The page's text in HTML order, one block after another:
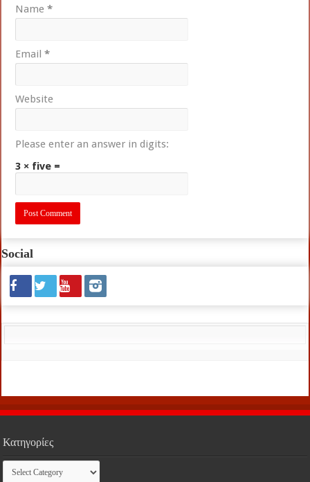
Name*
Email*
Website
Please enter an answer in digits:
3 × five =
Social
Κατηγορίες
Κατηγορίες